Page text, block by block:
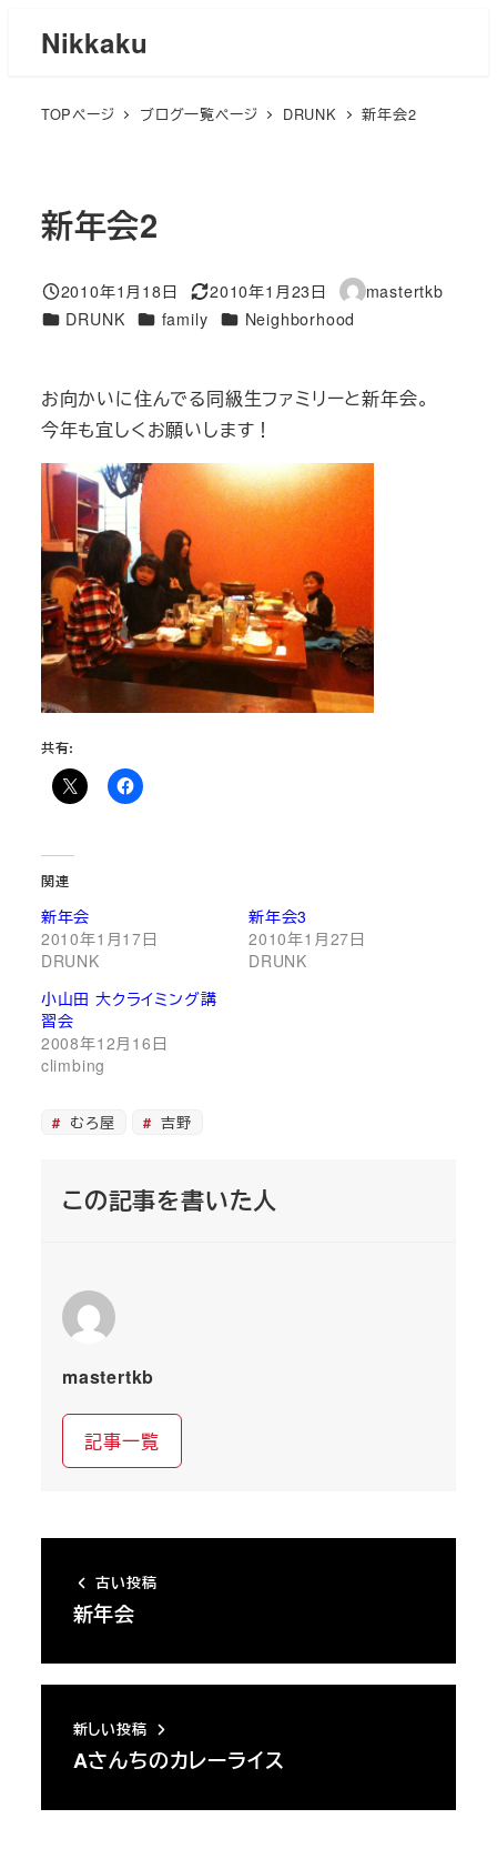
Nikkaku
TOPページ ブログ一覧ページ DRUNK 新年会2
新年会2
投稿日
2010年1月18日
更新日
2010年1月23日
著
者
mastertkb
カテゴリー
DRUNK カテゴリー
family カテゴリー
Neighborhood
お向かいに住んでる同級生ファミリーと新年会。
今年も宜しくお願いします！
共有:
関連
新年会
2010年1月17日
DRUNK
新年会3
2010年1月27日
DRUNK
小山田 大クライミング講
習会
2008年12月16日
climbing
むろ屋 吉野
この記事を書いた人
mastertkb
記事一覧
古い投稿
新年会
新しい投稿
Aさんちのカレーライス